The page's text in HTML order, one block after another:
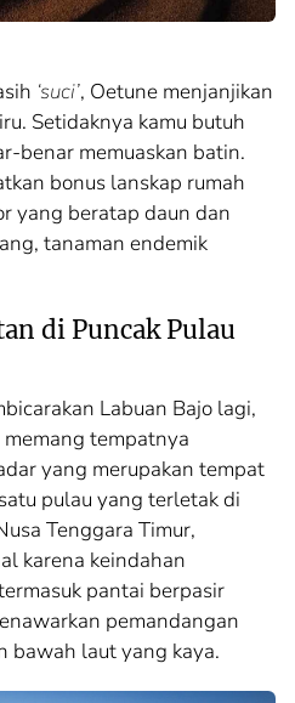
‘suci’, Oetune menjanjikan
Setidaknya kamu butuh
benar memuaskan batin.
bonus lanskap rumah
yang beratap daun dan
tanaman endemik
di Puncak Pulau
Labuan Bajo lagi,
tempatnya
yang merupakan tempat
pulau yang terletak di
Tenggara Timur,
karena keindahan
pantai berpasir
pemandangan
bawah laut yang kaya.